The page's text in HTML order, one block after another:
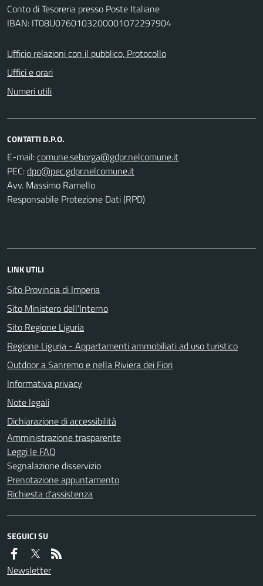
Conto di Tesoreria presso Poste Italiane
IBAN: IT08U0760103200001072297904
Ufficio relazioni con il pubblico, Protocollo
Uffici e orari
Numeri utili
CONTATTI D.P.O.
E-mail:
PEC:
Avv. Massimo Ramello
Responsabile Protezione Dati (RPD)
LINK UTILI
Sito Provincia di Imperia
Sito Ministero dell'Interno
Sito Regione Liguria
Regione Liguria - Appartamenti ammobiliati ad uso turistico
Outdoor a Sanremo e nella Riviera dei Fiori
Informativa privacy
Note legali
Dichiarazione di accessibilità
Amministrazione trasparente
Leggi le FAQ
Segnalazione disservizio
Prenotazione appuntamento
Richiesta d'assistenza
SEGUICI SU
Newsletter